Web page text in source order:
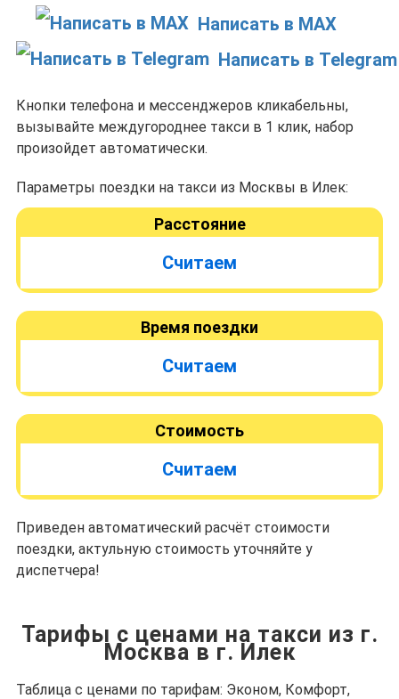
Написать в MAX
Написать в Telegram
Кнопки телефона и мессенджеров кликабельны,
вызывайте междугороднее такси в 1 клик, набор
произойдет автоматически.
Параметры поездки на такси из Москвы в Илек:
Расстояние
Считаем
Время поездки
Считаем
Стоимость
Считаем
Приведен автоматический расчёт стоимости
поездки, актульную стоимость уточняйте у
диспетчера!
Тарифы с ценами на такси из г.
Москва в г. Илек
Таблица с ценами по тарифам: Эконом, Комфорт,